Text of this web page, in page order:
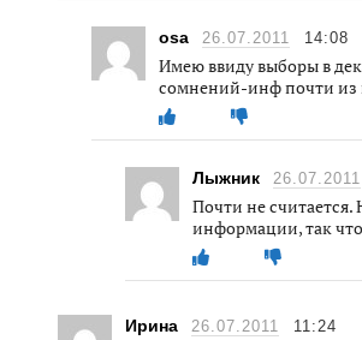
osa 26.07.2011 14:08
Имею ввиду выборы в
сомнений-инф почти из
Лыжник 26.07.2011
Почти не считается.
информации, так
Ирина 26.07.2011 11:24